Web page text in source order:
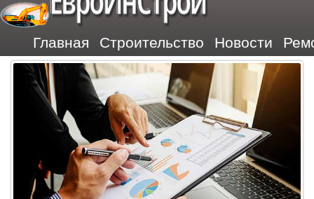
Главная Строительство Новости